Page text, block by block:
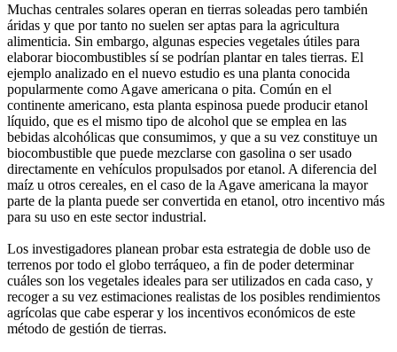
Muchas centrales solares operan en tierras soleadas pero también
áridas y que por tanto no suelen ser aptas para la agricultura
alimenticia. Sin embargo, algunas especies vegetales útiles para
elaborar biocombustibles sí se podrían plantar en tales tierras. El
ejemplo analizado en el nuevo estudio es una planta conocida
popularmente como Agave americana o pita. Común en el
continente americano, esta planta espinosa puede producir etanol
líquido, que es el mismo tipo de alcohol que se emplea en las
bebidas alcohólicas que consumimos, y que a su vez constituye un
biocombustible que puede mezclarse con gasolina o ser usado
directamente en vehículos propulsados por etanol. A diferencia del
maíz u otros cereales, en el caso de la Agave americana la mayor
parte de la planta puede ser convertida en etanol, otro incentivo más
para su uso en este sector industrial.
Los investigadores planean probar esta estrategia de doble uso de
terrenos por todo el globo terráqueo, a fin de poder determinar
cuáles son los vegetales ideales para ser utilizados en cada caso, y
recoger a su vez estimaciones realistas de los posibles rendimientos
agrícolas que cabe esperar y los incentivos económicos de este
método de gestión de tierras.